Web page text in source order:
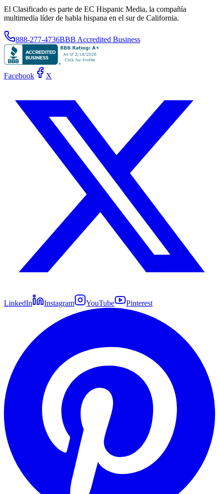
El Clasificado es parte de EC Hispanic Media, la compañía
multimedia líder de habla hispana en el sur de California.
888-277-4736BBB Accredited Business
Facebook X
LinkedIn Instagram YouTube Pinterest